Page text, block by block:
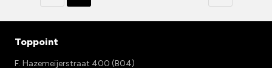
Toppoint
F. Hazemeijerstraat 400 (B04)